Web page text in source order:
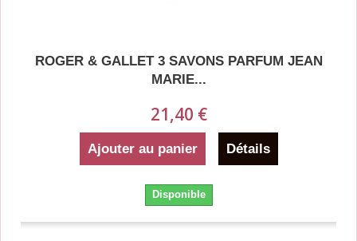
ROGER & GALLET 3 SAVONS PARFUM JEAN
MARIE...
21,40 €
Ajouter au panier Détails
Disponible